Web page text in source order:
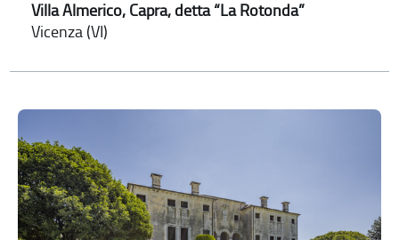
Villa Almerico, Capra, detta “La Rotonda”
Vicenza (VI)